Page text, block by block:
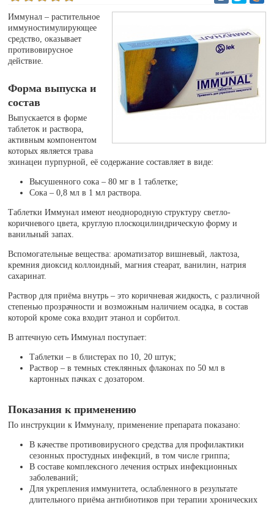
Иммунал – растительное
иммуностимулирующее
средство, оказывает
противовирусное
действие.
Форма выпуска и
состав
Выпускается в форме
таблеток и раствора,
активным компонентом
которых является трава
эхинацеи пурпурной, её содержание составляет в виде:
Высушенного сока – 80 мг в 1 таблетке;
Сока – 0,8 мл в 1 мл раствора.
Таблетки Иммунал имеют неоднородную структуру светло-
коричневого цвета, круглую плоскоцилиндрическую форму и
ванильный запах.
Вспомогательные вещества: ароматизатор вишневый, лактоза,
кремния диоксид коллоидный, магния стеарат, ванилин, натрия
сахаринат.
Раствор для приёма внутрь – это коричневая жидкость, с различной
степенью прозрачности и возможным наличием осадка, в состав
которой кроме сока входит этанол и сорбитол.
В аптечную сеть Иммунал поступает:
Таблетки – в блистерах по 10, 20 штук;
Раствор – в темных стеклянных флаконах по 50 мл в
картонных пачках с дозатором.
Показания к применению
По инструкции к Иммуналу, применение препарата показано:
В качестве противовирусного средства для профилактики
сезонных простудных инфекций, в том числе гриппа;
В составе комплексного лечения острых инфекционных
заболеваний;
Для укрепления иммунитета, ослабленного в результате
длительного приёма антибиотиков при терапии хронических